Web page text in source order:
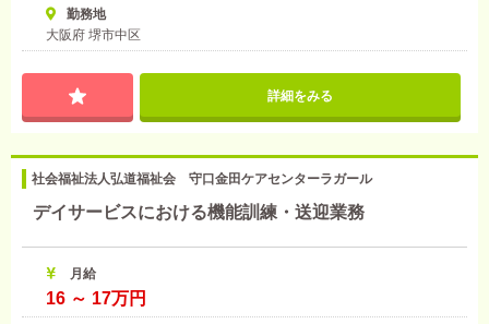
勤務地
大阪府 堺市中区
詳細をみる
社会福祉法人弘道福祉会 守口金田ケアセンターラガール
デイサービスにおける機能訓練・送迎業務
月給
16 ～ 17万円